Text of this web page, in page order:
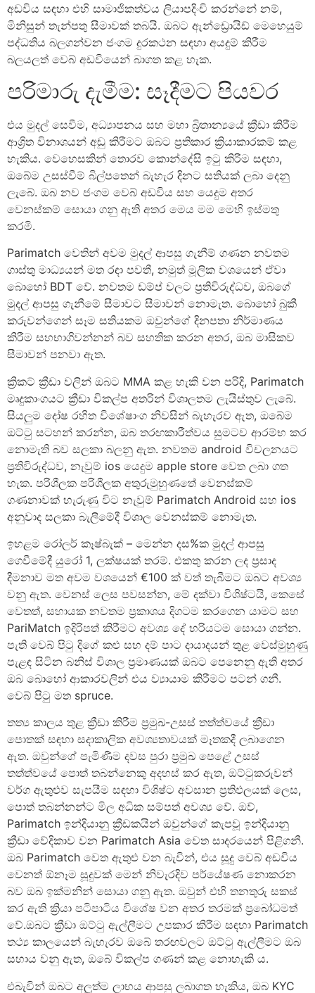
අඩවිය සඳහා එහි සාමාජිකත්වය ලියාපදිංචි කරන්නේ නම්,
මිනිසුන් තැන්පතු සීමාවක් තබයි. ඔබට ඇන්ඩ්‍රොයිඩ් මෙහෙයුම්
පද්ධතිය බලගන්වන ජංගම දුරකථන සඳහා අයදුම් කිරීම
බලයලත් වෙබ් අඩවියෙන් බාගත කළ හැක.
පරිමාරු දැමීම: සෑදීමට පියවර
එය මුදල් සෙවීම, අධ්‍යාපනය සහ මහා බ්‍රිතාන්‍යයේ ක්‍රීඩා කිරීම
ආශ්‍රිත විනාශයන් අඩු කිරීමට ඔබට ප්‍රතිකාර ක්‍රියාකාරකම් කළ
හැකිය. වෙහෙසකින් තොරව කොන්දේසි ඉටු කිරීම සඳහා,
ඔබේම උසස්වීම් බිල්පතෙන් බැහැර දිනට සතියක් ලබා දෙනු
ලැබේ. ඔබ නව ජංගම වෙබ් අඩවිය සහ යෙදුම අතර
වෙනස්කම් සොයා ගනු ඇති අතර මෙය මම මෙහි ඉස්මතු
කරමි.
Parimatch වෙතින් අවම මුදල් ආපසු ගැනීම් ගණන නවතම
ගාස්තු මාධ්‍යයන් මත රඳා පවතී, නමුත් මූලික වශයෙන් ඒවා
බොහෝ BDT වේ. නවතම ඩම්ප් වලට ප්‍රතිවිරුද්ධව, ඔබගේ
මුදල් ආපසු ගැනීමේ සීමාවට සීමාවන් නොමැත. බොහෝ බුකී
කරුවන්ගෙන් සෑම සතියකම ඔවුන්ගේ දිනපතා නිර්මාණය
කිරීම සහභාගිවන්නන් බව සහතික කරන අතර, ඔබ මාසිකව
සීමාවන් පනවා ඇත.
ක්‍රිකට් ක්‍රීඩා වලින් ඔබට MMA කළ හැකි වන පරිදි, Parimatch
මෘදුකාංගයට ක්‍රීඩා විකල්ප අතරින් විශාලතම ලැයිස්තුව ලැබේ.
සියලුම දෝෂ රහිත විශේෂාංග නිවසින් බැහැරව ඇත, ඔබේම
ඔට්ටු සටහන් කරන්න, ඔබ තරඟකාරීත්වය සුමටව ආරම්භ කර
නොමැති බව සලකා බලනු ඇත. නවතම android විචලනයට
ප්‍රතිවිරුද්ධව, නැවුම් ios යෙදුම apple store වෙත ලබා ගත
හැක. පරිශීලක පරිශීලක අතුරුමුහුණතේ වෙනස්කම්
ගණනාවක් හැරුණු විට නැවුම් Parimatch Android සහ ios
අනුවාද සලකා බැලීමේදී විශාල වෙනස්කම් නොමැත.
ඉහළම රෝලර් කෑෂ්බැක් – මෙන්න දස%ක මුදල් ආපසු
ගෙවීමේදී යුරෝ 1, ලක්ෂයක් තරම්. එකතු කරන ලද ප්‍රසාද
දීමනාව මත අවම වශයෙන් €100 ක් වත් තැබීමට ඔබට අවශ්‍ය
වනු ඇත. වෙනස් ලෙස පවසන්න, මේ දක්වා විශිෂ්ටයි, කෙසේ
වෙතත්, සහායක නවතම ප්‍රකාශය දිගටම කරගෙන යාමට සහ
PariMatch ඉදිරිපත් කිරීමට අවශ්‍ය දේ හරියටම සොයා ගන්න.
පැති වෙබ් පිටු දිගේ කළු සහ දම් පාට දායාදයන් තුළ වෙස්මුහුණු
පැළඳ සිටින බනිස් විශාල ප්‍රමාණයක් ඔබට පෙනෙනු ඇති අතර
ඔබ බොහෝ ආකාරවලින් එය ව්‍යායාම කිරීමට පටන් ගනී.
වෙබ් පිටු මත spruce.
තත්‍ය කාලය තුළ ක්‍රීඩා කිරීම ප්‍රමුඛ-උසස් තත්ත්වයේ ක්‍රීඩා
පොතක් සඳහා සදාකාලික අවශ්‍යතාවයක් මෑතකදී ලබාගෙන
ඇත. ඔවුන්ගේ පැමිණීම දවස පුරා ප්‍රමුඛ පෙළේ උසස්
තත්ත්වයේ පොත් තබන්නෙකු අදහස් කර ඇත, ඔට්ටුකරුවන්
වර්ග ඇතුළුව සැපයීම සඳහා විශිෂ්ට අවසාන ප්‍රතිඵලයක් ලෙස,
පොත් තබන්නන්ට මිල අධික සම්පත් අවශ්‍ය වේ. ඔව්,
Parimatch ඉන්දියානු ක්‍රීඩකයින් ඔවුන්ගේ කැපවූ ඉන්දියානු
ක්‍රීඩා වේදිකාව වන Parimatch Asia වෙත සාදරයෙන් පිළිගනී.
ඔබ Parimatch වෙත ඇතුළු වන බැවින්, එය සූදු වෙබ් අඩවිය
වෙනත් ඕනෑම සූදුවක් මෙන් නිවැරදිව පර්යේෂණ නොකරන
බව ඔබ ඉක්මනින් සොයා ගනු ඇත. ඔවුන් එහි තනතුරු සකස්
කර ඇති ක්‍රියා පටිපාටිය විශේෂ වන අතර තරමක් ප්‍රබෝධමත්
වේ.ඔබට ක්‍රීඩා ඔට්ටු ඇල්ලීමට උපකාර කිරීම සඳහා Parimatch
තථ්‍ය කාලයෙන් බැහැරව ඔබේ තරඟවලට ඔට්ටු ඇල්ලීමට ඔබ
සහාය වනු ඇත, ඔබේ විකල්ප ගණන් කළ නොහැකි ය.
එබැවින් ඔබට අලුත්ම ලාභය ආපසු ලබාගත හැකිය, ඔබ KYC